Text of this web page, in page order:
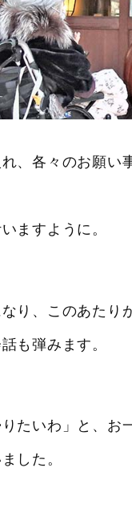
、各々のお願い
ますように。
り、このあたり
も弾みます。
たいわ」と、お
した。